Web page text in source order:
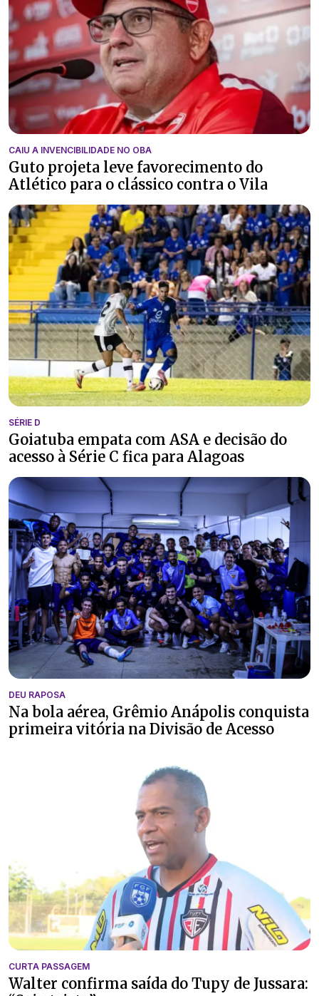
CAIU A INVENCIBILIDADE NO OBA
Guto projeta leve favorecimento do
Atlético para o clássico contra o Vila
SÉRIE D
Goiatuba empata com ASA e decisão do
acesso à Série C fica para Alagoas
DEU RAPOSA
Na bola aérea, Grêmio Anápolis conquista
primeira vitória na Divisão de Acesso
CURTA PASSAGEM
Walter confirma saída do Tupy de Jussara: